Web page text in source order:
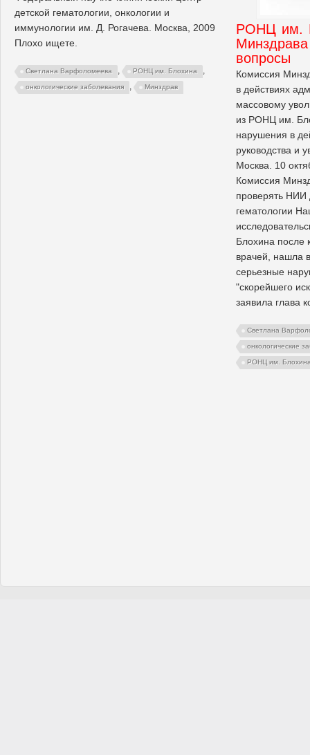
детской гематологии, онкологии и
иммунологии им. Д. Рогачева. Москва, 2009
Плохо ищете.
Светлана Варфоломеева , РОНЦ им. Блохина ,
онкологические заболевания , Минздрав
РОНЦ им.
вопросы
Комиссия
в действиях
массовому
из РОНЦ им.
нарушения в
руководства и
Москва. 10
Комиссия
проверять НИИ
гематологии
Блохина после
врачей, нашла
серьезные
"скорейшего
заявила глава
Светлана
онкологические
РОНЦ им.